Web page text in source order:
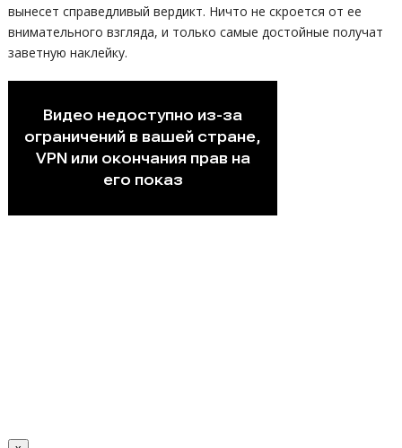
вынесет справедливый вердикт. Ничто не скроется от ее
внимательного взгляда, и только самые достойные получат
заветную наклейку.